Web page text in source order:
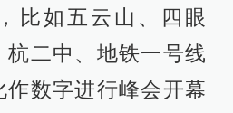
比如五云山、四眼
二中、地铁一号线
作数字进行峰会开幕